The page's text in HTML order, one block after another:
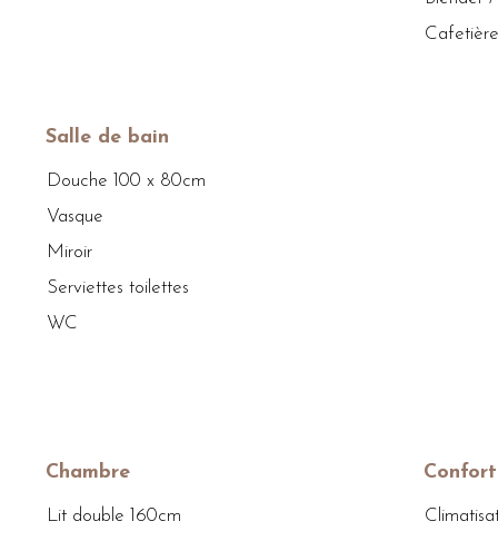
Salle de bain
Douche 100 x 80cm
Vasque
Miroir
Serviettes toilettes
WC
Chambre
Lit double 160cm
Confort